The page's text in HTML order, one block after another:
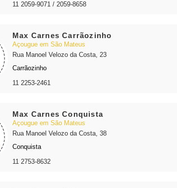
11 2059-9071 / 2059-8658
Max Carnes Carrãozinho
Açougue em São Mateus
Rua Manoel Velozo da Costa, 23
Carrãozinho
11 2253-2461
Max Carnes Conquista
Açougue em São Mateus
Rua Manoel Velozo da Costa, 38
Conquista
11 2753-8632